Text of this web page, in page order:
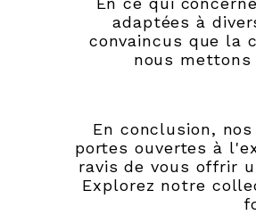
adaptées à
convaincus que la
nous
En conclusion,
portes ouvertes à
ravis de vous offrir
Explorez notre